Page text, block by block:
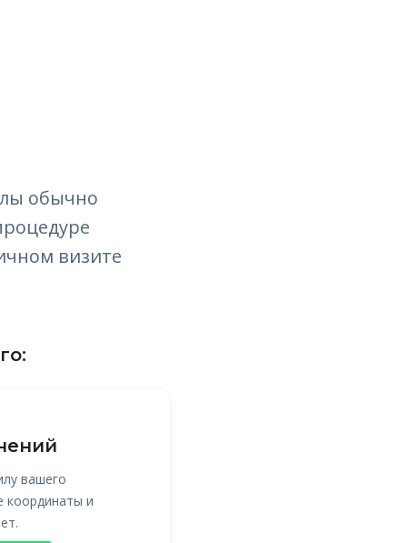
обычно
визите
вашего
координаты и